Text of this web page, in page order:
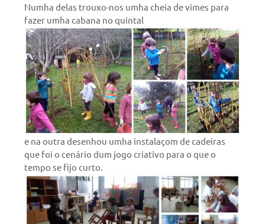
Numha delas trouxo-nos umha cheia de vimes para
fazer umha cabana no quintal
e na outra desenhou umha instalaçom de cadeiras
que foi o cenário dum jogo criativo para o que o
tempo se fijo curto.